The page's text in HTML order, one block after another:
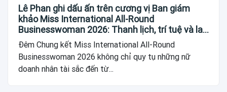
Lê Phan ghi dấu ấn trên cương vị Ban giám
khảo Miss International All-Round
Businesswoman 2026: Thanh lịch, trí tuệ và lan
tỏa giá trị của người phụ nữ hiện đại
Đêm Chung kết Miss International All-Round
Businesswoman 2026 không chỉ quy tụ những nữ
doanh nhân tài sắc đến từ...